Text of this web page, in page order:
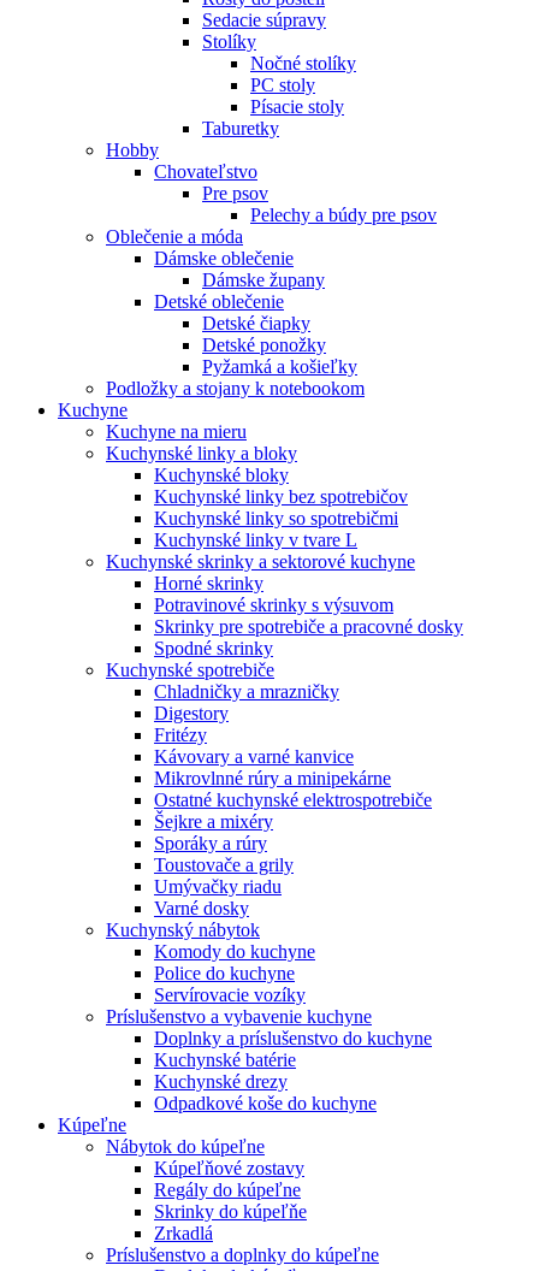
Sedacie súpravy
Stolíky
Nočné stolíky
PC stoly
Písacie stoly
Taburetky
Hobby
Chovateľstvo
Pre psov
Pelechy a búdy pre psov
Oblečenie a móda
Dámske oblečenie
Dámske župany
Detské oblečenie
Detské čiapky
Detské ponožky
Pyžamká a košieľky
Podložky a stojany k notebookom
Kuchyne
Kuchyne na mieru
Kuchynské linky a bloky
Kuchynské bloky
Kuchynské linky bez spotrebičov
Kuchynské linky so spotrebičmi
Kuchynské linky v tvare L
Kuchynské skrinky a sektorové kuchyne
Horné skrinky
Potravinové skrinky s výsuvom
Skrinky pre spotrebiče a pracovné dosky
Spodné skrinky
Kuchynské spotrebiče
Chladničky a mrazničky
Digestory
Fritézy
Kávovary a varné kanvice
Mikrovlnné rúry a minipekárne
Ostatné kuchynské elektrospotrebiče
Šejkre a mixéry
Sporáky a rúry
Toustovače a grily
Umývačky riadu
Varné dosky
Kuchynský nábytok
Komody do kuchyne
Police do kuchyne
Servírovacie vozíky
Príslušenstvo a vybavenie kuchyne
Doplnky a príslušenstvo do kuchyne
Kuchynské batérie
Kuchynské drezy
Odpadkové koše do kuchyne
Kúpeľne
Nábytok do kúpeľne
Kúpeľňové zostavy
Regály do kúpeľne
Skrinky do kúpeľňe
Zrkadlá
Príslušenstvo a doplnky do kúpeľne